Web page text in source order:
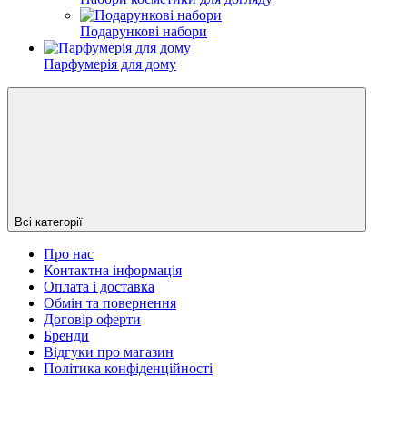
Подарункові набори
Парфумерія для дому
Всі категорії
Про нас
Контактна інформація
Оплата і доставка
Обмін та повернення
Договір оферти
Бренди
Відгуки про магазин
Політика конфіденційності